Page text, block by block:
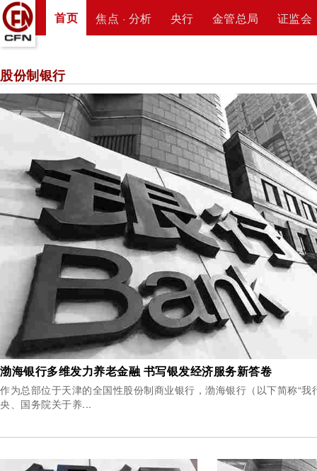
首页 焦点 · 分析 央行 金管总局 证监会
股份制银行
渤海银行多维发力养老金融 书写银发经济服务新答卷
作为总部位于天津的全国性股份制商业银行，渤海银行（以下简称“我
央、国务院关于养...